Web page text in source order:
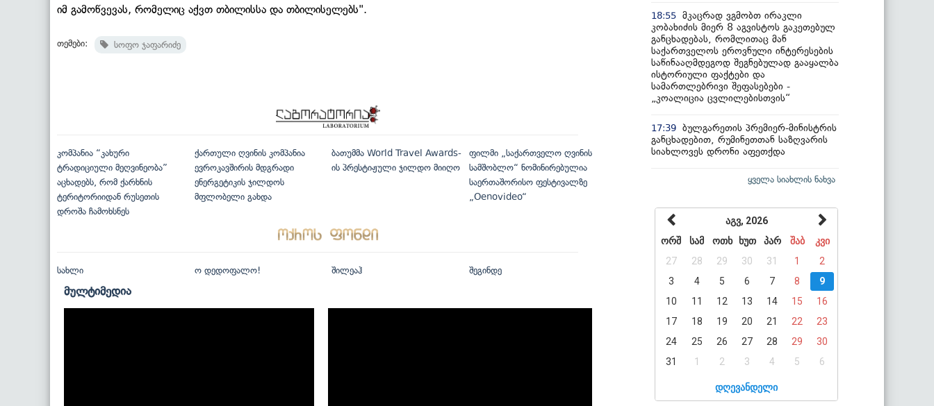
იმ გამოწვევას, რომელიც აქვთ თბილისსა და თბილისელებს".
თემები: სოფო ჯაფარიძე
კომპანია “კახური
ტრადიციული მეღვინეობა”
აცხადებს, რომ ქარხნის
ტერიტორიიდან რუსეთის
დროშა ჩამოხსნეს
ქართული ღვინის კომპანია
ევროკავშირის მდგრადი
ენერგეტიკის ჯილდოს
მფლობელი გახდა
ბათუმმა World Travel Awards-
ის პრესტიჟული ჯილდო მიიღო
ფილმი „საქართველო ღვინის
სამშობლო“ ნომინირებულია
საერთაშორისო ფესტივალზე
„Oenovideo“
სახლი ო დედოფალო! შილეაჰ შეგინდე
მულტიმედია
18:55 მკაცრად ვგმობთ ირაკლი
კობახიძის მიერ 8 აგვისტოს გაკეთებულ
განცხადებას, რომლითაც მან
საქართველოს ეროვნული ინტერესების
საწინააღმდეგოდ შეგნებულად გააყალბა
ისტორიული ფაქტები და
სამართლებრივი შეფასებები -
„კოალიცია ცვლილებისთვის“
17:39 ბულგარეთის პრემიერ-მინისტრის
განცხადებით, რუმინეთთან საზღვარის
სიახლოვეს დრონი აფეთქდა
ყველა სიახლის ნახვა
აგვ, 2026
ორშ
სამ ოთხ ხუთ პარ შაბ
კვი
27
28 29 30 31 1
2
3
4 5 6 7 8
9
10
11 12 13 14 15
16
17
18 19 20 21 22
23
24
25 26 27 28 29
30
31
1 2 3 4 5 6
დღევანდელი